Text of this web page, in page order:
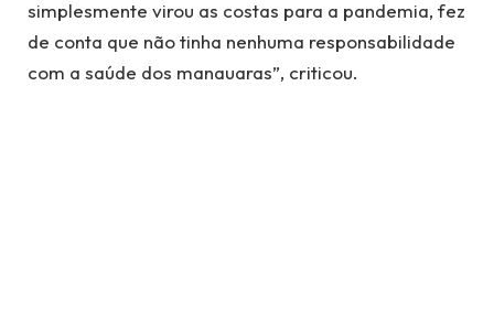
simplesmente virou as costas para a pandemia, fez
de conta que não tinha nenhuma responsabilidade
com a saúde dos manauaras”, criticou.